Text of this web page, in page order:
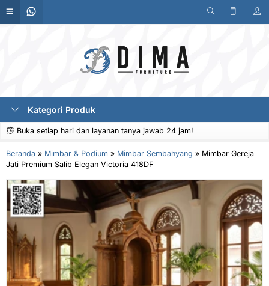
Kategori Produk
Buka setiap hari dan layanan tanya jawab 24 jam!
Beranda » Mimbar & Podium » Mimbar Sembahyang » Mimbar Gereja
Jati Premium Salib Elegan Victoria 418DF